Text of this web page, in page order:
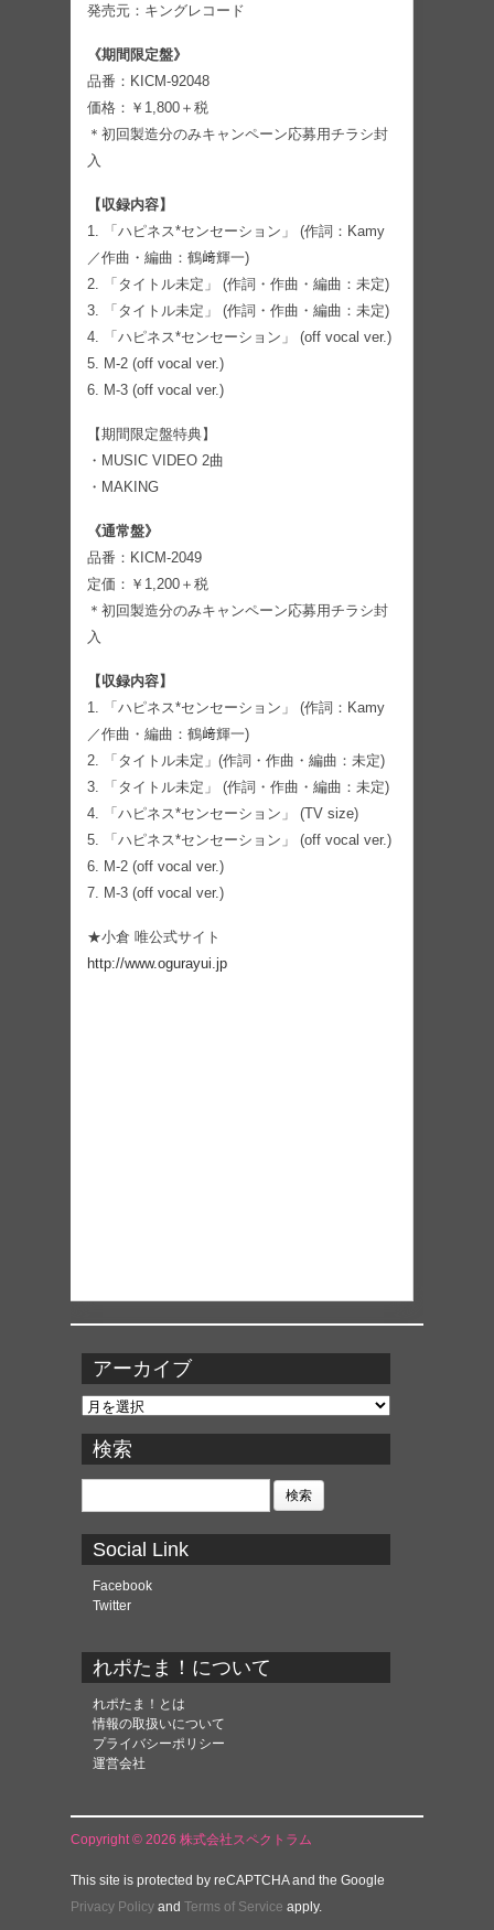
発売元：キングレコード
《期間限定盤》
品番：KICM-92048
価格：￥1,800＋税
＊初回製造分のみキャンペーン応募用チラシ封
入
【収録内容】
1. 「ハピネス*センセーション」 (作詞：Kamy
／作曲・編曲：鶴﨑輝一)
2. 「タイトル未定」 (作詞・作曲・編曲：未定)
3. 「タイトル未定」 (作詞・作曲・編曲：未定)
4. 「ハピネス*センセーション」 (off vocal ver.)
5. M-2 (off vocal ver.)
6. M-3 (off vocal ver.)
【期間限定盤特典】
・MUSIC VIDEO 2曲
・MAKING
《通常盤》
品番：KICM-2049
定価：￥1,200＋税
＊初回製造分のみキャンペーン応募用チラシ封
入
【収録内容】
1. 「ハピネス*センセーション」 (作詞：Kamy
／作曲・編曲：鶴﨑輝一)
2. 「タイトル未定」(作詞・作曲・編曲：未定)
3. 「タイトル未定」 (作詞・作曲・編曲：未定)
4. 「ハピネス*センセーション」 (TV size)
5. 「ハピネス*センセーション」 (off vocal ver.)
6. M-2 (off vocal ver.)
7. M-3 (off vocal ver.)
★小倉 唯公式サイト
http://www.ogurayui.jp
アーカイブ
ア
カ
イ
ブ
検索
検
Social Link
Facebook
Twitter
れポたま！について
れポたま！とは
情報の取扱いについて
プライバシーポリシー
運営会社
Copyright © 2026 株式会社スペクトラム
This site is protected by reCAPTCHA and the Google
Privacy Policy and Terms of Service apply.